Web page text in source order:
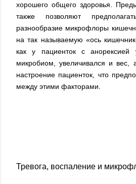
хорошего общего здоровья.
также позволяют
разнообразие микрофлоры
на так называемую «ось
как у пациенток с анорексией
микробиом, увеличивался и вес,
настроение пациенток, что
между этими факторами.
Тревога, воспаление и